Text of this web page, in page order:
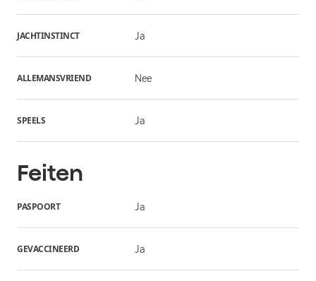
JACHTINSTINCT Ja
ALLEMANSVRIEND Nee
SPEELS Ja
Feiten
PASPOORT Ja
GEVACCINEERD Ja